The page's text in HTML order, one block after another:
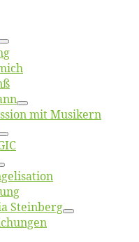
mit Musikern
Steinberg